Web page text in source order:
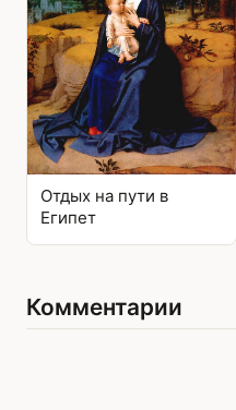
Отдых на пути в
Египет
Комментарии